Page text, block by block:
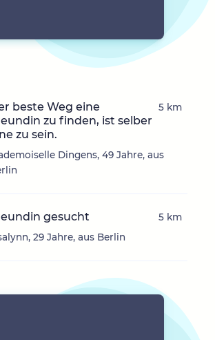
beste Weg eine
zu finden, ist selber
zu sein.
Dingens, 49 Jahre, aus
5 km
gesucht
29 Jahre, aus Berlin
5 km